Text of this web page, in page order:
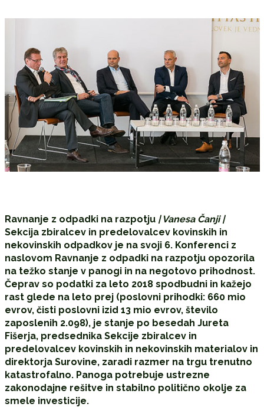
Ravnanje z odpadki na razpotju| Vanesa Čanji |
Sekcija zbiralcev in predelovalcev kovinskih in
nekovinskih odpadkov je na svoji 6. Konferenci z
naslovom Ravnanje z odpadki na razpotju opozorila
na težko stanje v panogi in na negotovo prihodnost.
Čeprav so podatki za leto 2018 spodbudni in kažejo
rast glede na leto prej (poslovni prihodki: 660 mio
evrov, čisti poslovni izid 13 mio evrov, število
zaposlenih 2.098), je stanje po besedah Jureta
Fišerja, predsednika Sekcije zbiralcev in
predelovalcev kovinskih in nekovinskih materialov in
direktorja Surovine, zaradi razmer na trgu trenutno
katastrofalno. Panoga potrebuje ustrezne
zakonodajne rešitve in stabilno politično okolje za
smele investicije.